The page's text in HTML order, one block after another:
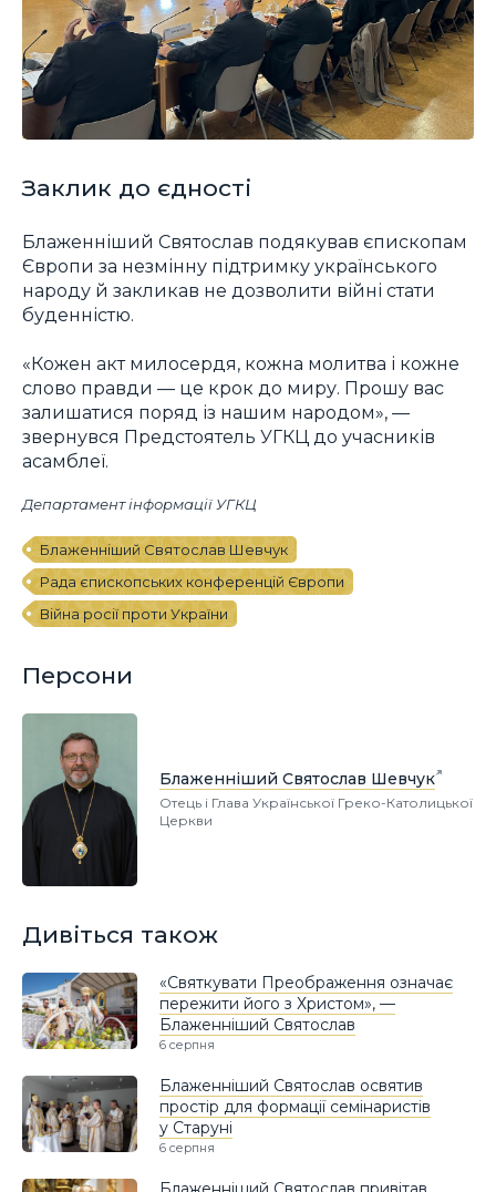
Заклик до єдності
Блаженніший Святослав подякував єпископам
Європи за незмінну підтримку українського
народу й закликав не дозволити війні стати
буденністю.
«Кожен акт милосердя, кожна молитва і кожне
слово правди — це крок до миру. Прошу вас
залишатися поряд із нашим народом», —
звернувся Предстоятель УГКЦ до учасників
асамблеї.
Департамент інформації УГКЦ
Блаженніший Святослав Шевчук
Рада єпископських конференцій Європи
Війна росії проти України
Персони
Блаженніший Святослав Шевчук
Отець і Глава Української Греко-Католицької
Церкви
Дивіться також
«Святкувати Преображення означає
пережити його з Христом», —
Блаженніший Святослав
6 серпня
Блаженніший Святослав освятив
простір для формації семінаристів
у Старуні
6 серпня